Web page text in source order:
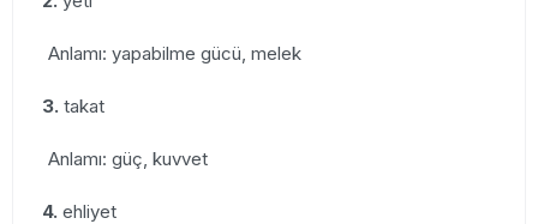
Anlamı: yapabilme gücü, melek
3. takat
Anlamı: güç, kuvvet
4. ehliyet